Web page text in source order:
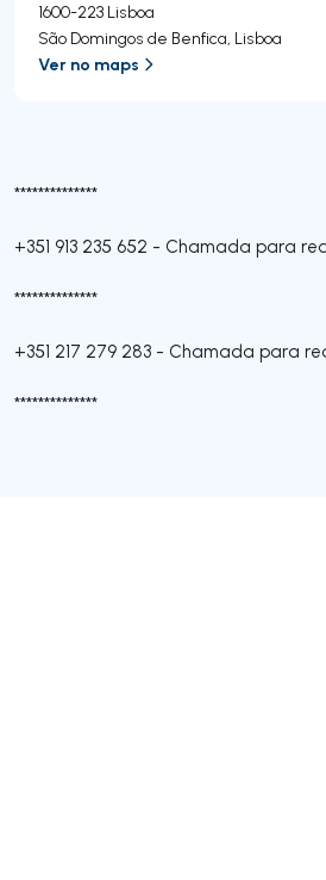
**************
+351 913 235 652 - Chamada para
**************
+351 217 279 283 - Chamada para
**************
1600-223 Lisboa
São Domingos de Benfica, Lisboa
Ver no maps